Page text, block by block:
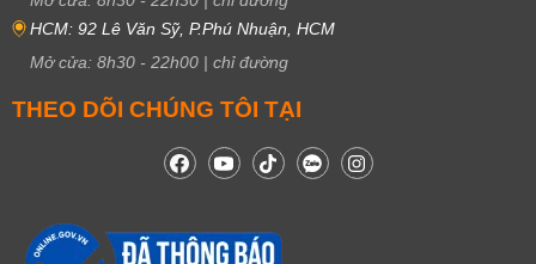
HCM: 92 Lê Văn Sỹ, P.Phú Nhuận, HCM
Mở cửa: 8h30 - 22h00 | chỉ đường
THEO DÕI CHÚNG TÔI TẠI